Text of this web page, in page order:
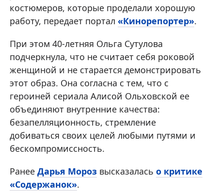
костюмеров, которые проделали хорошую
работу, передает портал «Кинорепортер».
При этом 40-летняя Ольга Сутулова
подчеркнула, что не считает себя роковой
женщиной и не старается демонстрировать
этот образ. Она согласна с тем, что с
героиней сериала Алисой Ольховской ее
объединяют внутренние качества:
безапелляционность, стремление
добиваться своих целей любыми путями и
бескомпромиссность.
Ранее Дарья Мороз высказалась о критике
«Содержанок».